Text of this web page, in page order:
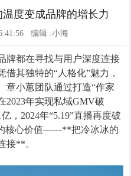
度变成品牌的增长力
编辑 :小海
牌都在寻找与用户深度连接
借其独特的“人格化”魅力，
章小蕙团队通过打造“作家
2023年实现私域GMV破
，2024年“5.19”直播再度破
核心价值——**把冷冰冰的
接**。